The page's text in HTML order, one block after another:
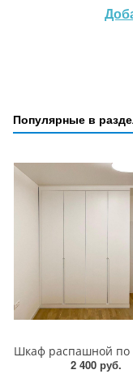
Популярные в
2 400 руб.